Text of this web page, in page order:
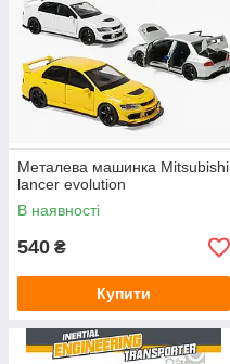
Металева машинка Mitsubishi
lancer evolution
В наявності
540 ₴
Купити